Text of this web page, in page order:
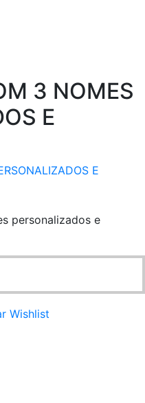
3 NOMES
E
E
personalizados e
Wishlist